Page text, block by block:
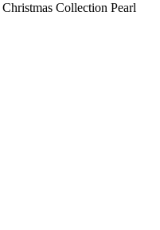
Christmas Collection Pearl